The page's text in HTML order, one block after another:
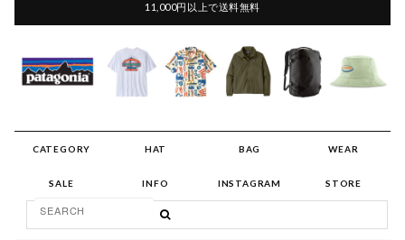
11,000円以上で送料無料
CATEGORY HAT BAG WEAR
SALE INFO INSTAGRAM STORE